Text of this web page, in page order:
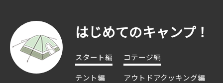
はじめてのキャンプ！
スタート編
コテージ編
テント編
アウトドアクッキング編